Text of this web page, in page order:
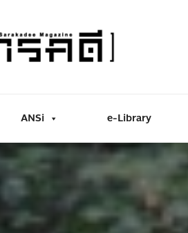
ANSi e-Library